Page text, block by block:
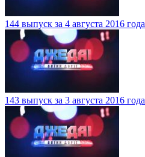
144 выпуск за 4 августа 2016 года
143 выпуск за 3 августа 2016 года